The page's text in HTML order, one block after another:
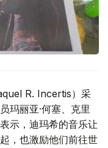
R. Incertis）采
玛丽亚·何塞、克里
示，迪玛希的音乐让
，也激励他们前往世